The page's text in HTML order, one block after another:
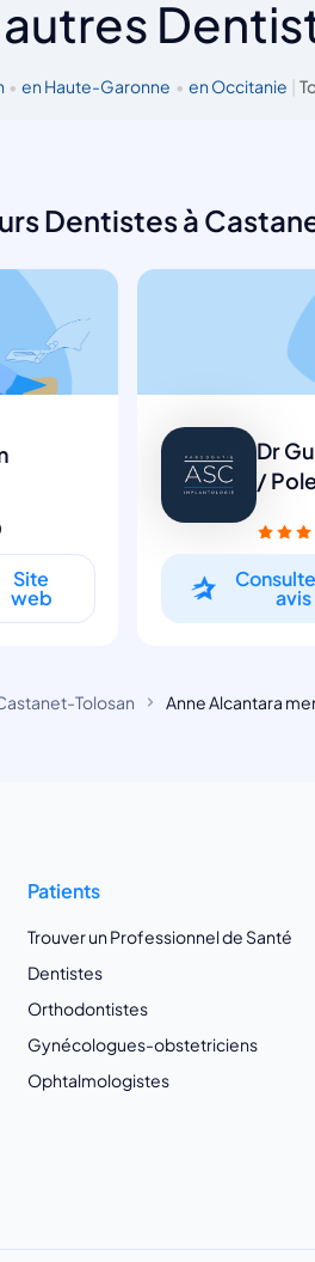
• en Haute-Garonne • en Occitanie |
Dentistes à
Site
web
Dr
/
avis
Tolosan Anne Alcantara
Patients
Trouver un Professionnel de Santé
Dentistes
Orthodontistes
Gynécologues-obstetriciens
Ophtalmologistes